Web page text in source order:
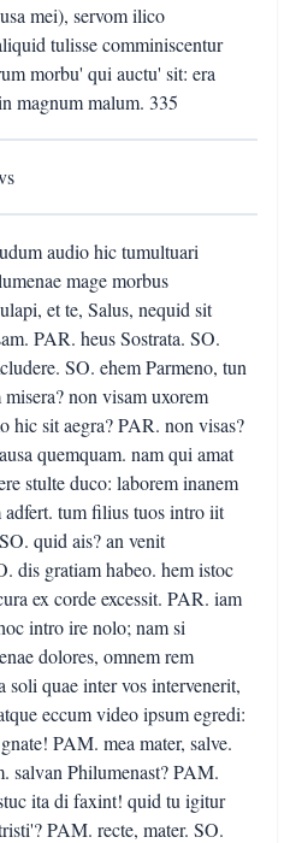
mei), servom ilico
tulisse comminiscentur
morbu' qui auctu' sit: era
magnum malum. 335
audio hic tumultuari
mage morbus
et te, Salus, nequid sit
PAR. heus Sostrata. SO.
SO. ehem Parmeno, tun
non visam uxorem
hic sit aegra? PAR. non visas?
quemquam. nam qui amat
stulte duco: laborem inanem
tum filius tuos intro iit
quid ais? an venit
dis gratiam habeo. hem istoc
ex corde excessit. PAR. iam
intro ire nolo; nam si
dolores, omnem rem
soli quae inter vos intervenerit,
eccum video ipsum egredi:
PAM. mea mater, salve.
salvan Philumenast? PAM.
ita di faxint! quid tu igitur
PAM. recte, mater. SO.